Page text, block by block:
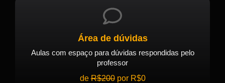
Área de dúvidas
Aulas com espaço para dúvidas respondidas pelo
professor
deR$200por R$0